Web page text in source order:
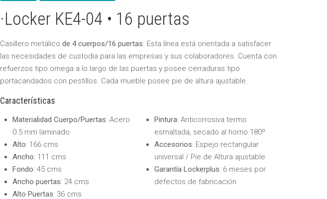
·Locker KE4-04 • 16 puertas
Casillero metálico de 4 cuerpos/16 puertas. Esta línea está orientada a satisfacer
las necesidades de custodia para las empresas y sus colaboradores. Cuenta con
refuerzos tipo omega a lo largo de las puertas y posee cerraduras tipo
portacandados con pestillos. Cada mueble posee pie de altura ajustable.
Características
Materialidad Cuerpo/Puertas: Acero
0.5 mm laminado
Alto: 166 cms
Ancho: 111 cms
Fondo: 45 cms
Ancho puertas: 24 cms
Alto Puertas: 36 cms
Pintura: Anticorrosiva termo
esmaltada, secado al horno 180º
Accesorios: Espejo rectangular
universal / Pie de Altura ajustable
Garantía Lockerplus: 6 meses por
defectos de fabricación